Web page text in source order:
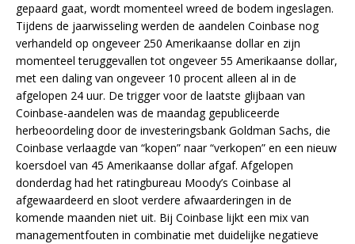
gepaard gaat, wordt momenteel wreed de bodem ingeslagen.
Tijdens de jaarwisseling werden de aandelen Coinbase nog
verhandeld op ongeveer 250 Amerikaanse dollar en zijn
momenteel teruggevallen tot ongeveer 55 Amerikaanse dollar,
met een daling van ongeveer 10 procent alleen al in de
afgelopen 24 uur. De trigger voor de laatste glijbaan van
Coinbase-aandelen was de maandag gepubliceerde
herbeoordeling door de investeringsbank Goldman Sachs, die
Coinbase verlaagde van “kopen” naar “verkopen” en een nieuw
koersdoel van 45 Amerikaanse dollar afgaf. Afgelopen
donderdag had het ratingbureau Moody’s Coinbase al
afgewaardeerd en sloot verdere afwaarderingen in de
komende maanden niet uit. Bij Coinbase lijkt een mix van
managementfouten in combinatie met duidelijke negatieve